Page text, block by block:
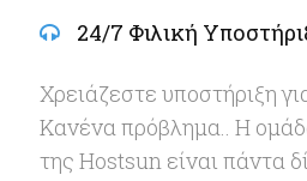
24/7 Φιλική
Χρειάζεστε υποστήριξη
Κανένα πρόβλημα.. Η
της Hostsun είναι πάντα